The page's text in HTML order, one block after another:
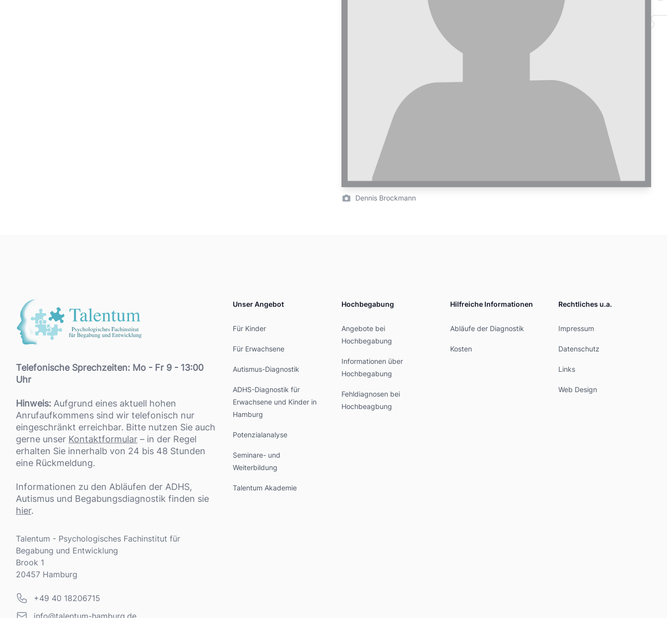
Dennis Brockmann
Telefonische Sprechzeiten: Mo - Fr 9 - 13:00
Uhr
Hinweis: Aufgrund eines aktuell hohen
Anrufaufkommens sind wir telefonisch nur
eingeschränkt erreichbar. Bitte nutzen Sie auch
gerne unser Kontaktformular – in der Regel
erhalten Sie innerhalb von 24 bis 48 Stunden
eine Rückmeldung.
Informationen zu den Abläufen der ADHS,
Autismus und Begabungsdiagnostik finden sie
hier.
Adresse
Talentum - Psychologisches Fachinstitut für
Begabung und Entwicklung
Brook 1
20457 Hamburg
Telefonnummer
+49 40 18206715
info@talentum-hamburg.de
info@talentum-hamburg.de
Unser Angebot
Für Kinder
Für Erwachsene
Autismus-Diagnostik
ADHS-Diagnostik für
Erwachsene und Kinder in
Hamburg
Potenzialanalyse
Seminare- und
Weiterbildung
Talentum Akademie
Hochbegabung
Angebote bei
Hochbegabung
Informationen über
Hochbegabung
Fehldiagnosen bei
Hochbeagbung
Hilfreiche Informationen
Abläufe der Diagnostik
Kosten
Rechtliches u.a.
Impressum
Datenschutz
Links
Web Design